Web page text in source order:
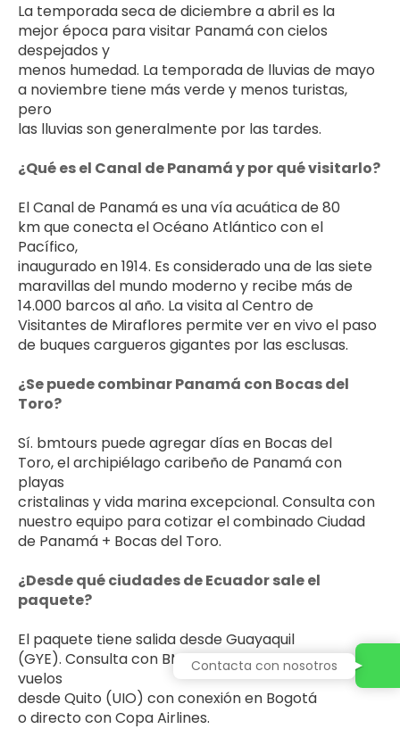
La temporada seca de diciembre a abril es la
mejor época para visitar Panamá con cielos
despejados y
menos humedad. La temporada de lluvias de mayo
a noviembre tiene más verde y menos turistas,
pero
las lluvias son generalmente por las tardes.
¿Qué es el Canal de Panamá y por qué visitarlo?
El Canal de Panamá es una vía acuática de 80
km que conecta el Océano Atlántico con el
Pacífico,
inaugurado en 1914. Es considerado una de las siete
maravillas del mundo moderno y recibe más de
14.000 barcos al año. La visita al Centro de
Visitantes de Miraflores permite ver en vivo el paso
de buques cargueros gigantes por las esclusas.
¿Se puede combinar Panamá con Bocas del
Toro?
Sí. bmtours puede agregar días en Bocas del
Toro, el archipiélago caribeño de Panamá con
playas
cristalinas y vida marina excepcional. Consulta con
nuestro equipo para cotizar el combinado Ciudad
de Panamá + Bocas del Toro.
¿Desde qué ciudades de Ecuador sale el
paquete?
El paquete tiene salida desde Guayaquil
(GYE). Consulta con BMTours disponibilidad de
vuelos
desde Quito (UIO) con conexión en Bogotá
o directo con Copa Airlines.
Contacta con nosotros